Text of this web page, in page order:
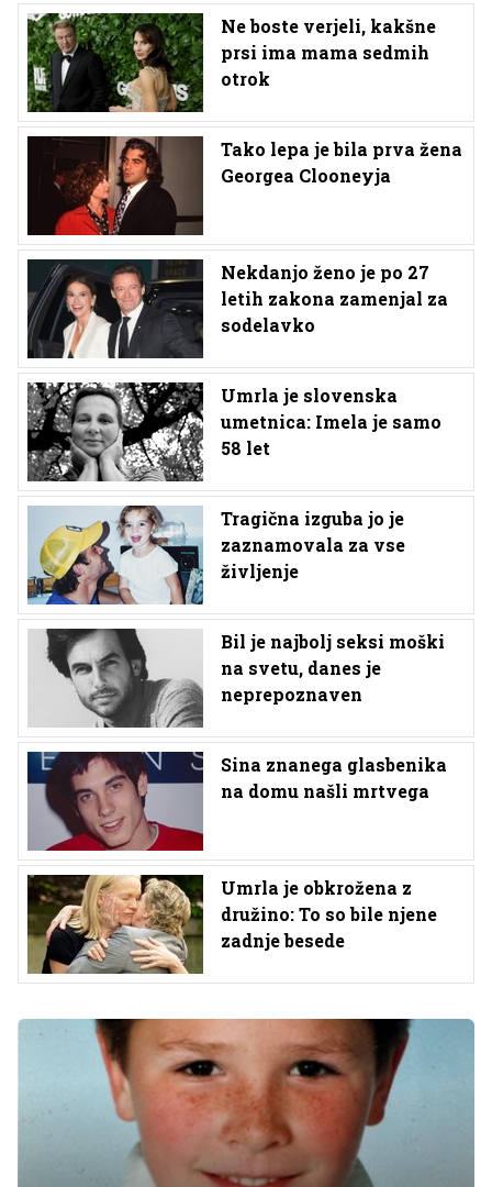
Ne boste verjeli, kakšne
prsi ima mama sedmih
otrok
Tako lepa je bila prva žena
Georgea Clooneyja
Nekdanjo ženo je po 27
letih zakona zamenjal za
sodelavko
Umrla je slovenska
umetnica: Imela je samo
58 let
Tragična izguba jo je
zaznamovala za vse
življenje
Bil je najbolj seksi moški
na svetu, danes je
neprepoznaven
Sina znanega glasbenika
na domu našli mrtvega
Umrla je obkrožena z
družino: To so bile njene
zadnje besede